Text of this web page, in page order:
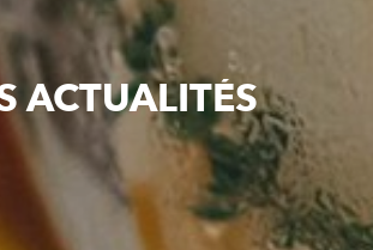
ACTUALITÉS